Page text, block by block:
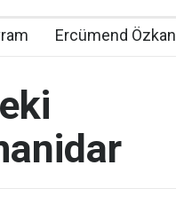
Ercümend Özkan